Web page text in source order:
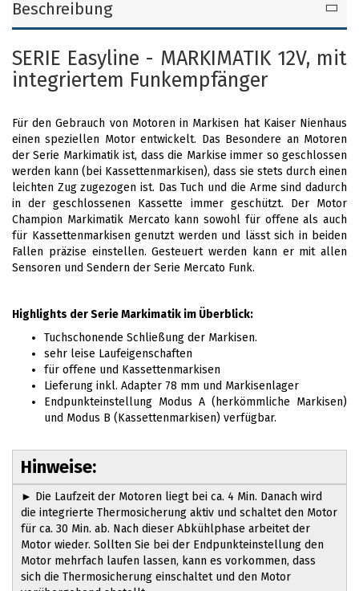
Beschreibung
SERIE Easyline - MARKIMATIK 12V, mit
integriertem Funkempfänger
Für den Gebrauch von Motoren in Markisen hat Kaiser Nienhaus
einen speziellen Motor entwickelt. Das Besondere an Motoren
der Serie Markimatik ist, dass die Markise immer so geschlossen
werden kann (bei Kassettenmarkisen), dass sie stets durch einen
leichten Zug zugezogen ist. Das Tuch und die Arme sind dadurch
in der geschlossenen Kassette immer geschützt. Der Motor
Champion Markimatik Mercato kann sowohl für offene als auch
für Kassettenmarkisen genutzt werden und lässt sich in beiden
Fallen präzise einstellen. Gesteuert werden kann er mit allen
Sensoren und Sendern der Serie Mercato Funk.
Highlights der Serie Markimatik im Überblick:
Tuchschonende Schließung der Markisen.
sehr leise Laufeigenschaften
für offene und Kassettenmarkisen
Lieferung inkl. Adapter 78 mm und Markisenlager
Endpunkteinstellung Modus A (herkömmliche Markisen)
und Modus B (Kassettenmarkisen) verfügbar.
Hinweise:
► Die Laufzeit der Motoren liegt bei ca. 4 Min. Danach wird
die integrierte Thermosicherung aktiv und schaltet den Motor
für ca. 30 Min. ab. Nach dieser Abkühlphase arbeitet der
Motor wieder. Sollten Sie bei der Endpunkteinstellung den
Motor mehrfach laufen lassen, kann es vorkommen, dass
sich die Thermosicherung einschaltet und den Motor